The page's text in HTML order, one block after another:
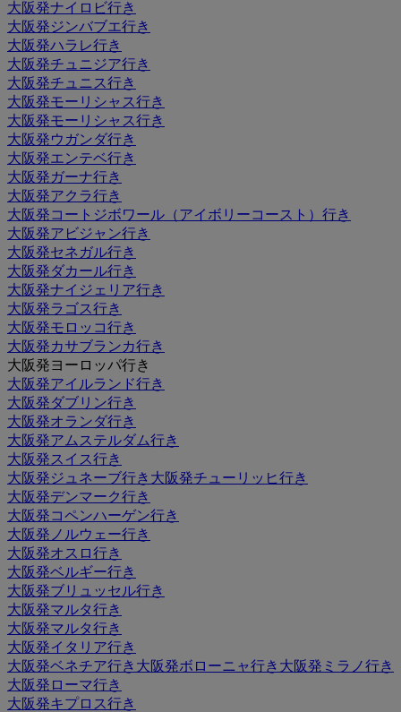
大阪発ナイロビ行き
大阪発ジンバブエ行き
大阪発ハラレ行き
大阪発チュニジア行き
大阪発チュニス行き
大阪発モーリシャス行き
大阪発モーリシャス行き
大阪発ウガンダ行き
大阪発エンテベ行き
大阪発ガーナ行き
大阪発アクラ行き
大阪発コートジボワール（アイボリーコースト）行き
大阪発アビジャン行き
大阪発セネガル行き
大阪発ダカール行き
大阪発ナイジェリア行き
大阪発ラゴス行き
大阪発モロッコ行き
大阪発カサブランカ行き
大阪発ヨーロッパ行き
大阪発アイルランド行き
大阪発ダブリン行き
大阪発オランダ行き
大阪発アムステルダム行き
大阪発スイス行き
大阪発ジュネーブ行き 大阪発チューリッヒ行き
大阪発デンマーク行き
大阪発コペンハーゲン行き
大阪発ノルウェー行き
大阪発オスロ行き
大阪発ベルギー行き
大阪発ブリュッセル行き
大阪発マルタ行き
大阪発マルタ行き
大阪発イタリア行き
大阪発ベネチア行き 大阪発ボローニャ行き 大阪発ミラノ行き
大阪発ローマ行き
大阪発キプロス行き